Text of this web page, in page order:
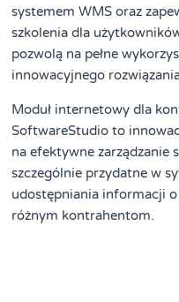
systemem WMS oraz
szkolenia dla
pozwolą na pełne
innowacyjnego
Moduł internetowy dla
SoftwareStudio to
na efektywne zarządzanie
szczególnie przydatne w
udostępniania informacji
różnym kontrahentom.